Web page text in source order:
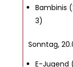
Bambinis
3)
Sonntag,
E-Jugend